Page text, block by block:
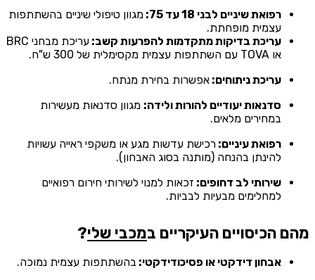
רפואת שיניים לבני 18 עד 75:
מגוון טיפולי שיניים בהשתתפות
עצמית מופחתת.
עריכת בדיקות מתקדמות להפרעות קשב:
עריכת מבחני BRC
או TOVA עם השתתפות עצמית מקסימלית של 300 ש"ח.
עריכת ניתוחים: אפשרות בחירת מנתח.
סדנאות יעודיים להורות ולידה: מגוון סדנאות מעשירות
במחירים מלאים.
רפואת עיניים: רכישת עדשות מגע או משקפי ראייה עשויות
להינתן בהנחה (מותנה בסוג האבחון).
שירותי לב דחופים: זכאות למנוי לשירותי חירום רפואיים
למחלימים מבעיות לבביות.
מהם הכיסויים העיקריים במכבי שלי?
אבחון דידקטי או פסיכודידקטי: בהשתתפות עצמית נמוכה.